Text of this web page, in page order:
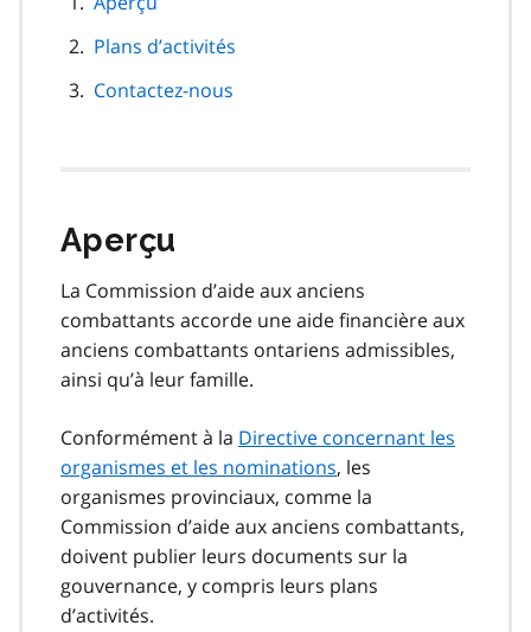
Plans d’activités
Contactez-nous
Aperçu
La Commission d’aide aux anciens
combattants accorde une aide financière aux
anciens combattants ontariens admissibles,
ainsi qu’à leur famille.
Conformément à la Directive concernant les
organismes et les nominations, les
organismes provinciaux, comme la
Commission d’aide aux anciens combattants,
doivent publier leurs documents sur la
gouvernance, y compris leurs plans
d’activités.